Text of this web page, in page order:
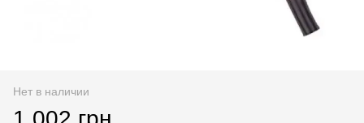
Нет в наличии